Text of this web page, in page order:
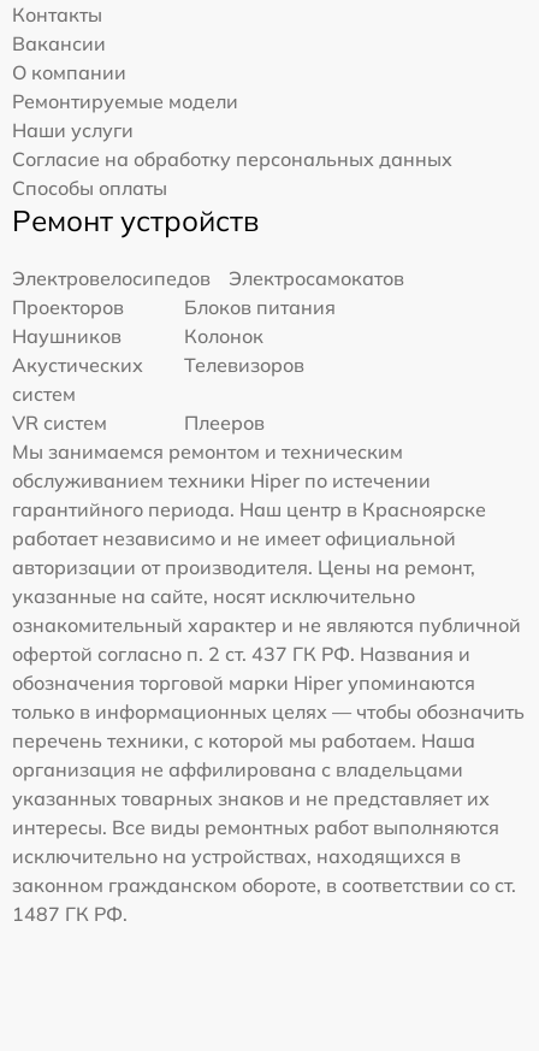
Контакты
Вакансии
О компании
Ремонтируемые модели
Наши услуги
Согласие на обработку персональных данных
Способы оплаты
Ремонт устройств
Электровелосипедов
Электросамокатов
Проекторов
Блоков питания
Наушников
Колонок
Акустических
систем
Телевизоров
VR систем
Плееров
Мы занимаемся ремонтом и техническим
обслуживанием техники Hiper по истечении
гарантийного периода. Наш центр в Красноярске
работает независимо и не имеет официальной
авторизации от производителя. Цены на ремонт,
указанные на сайте, носят исключительно
ознакомительный характер и не являются публичной
офертой согласно п. 2 ст. 437 ГК РФ. Названия и
обозначения торговой марки Hiper упоминаются
только в информационных целях — чтобы обозначить
перечень техники, с которой мы работаем. Наша
организация не аффилирована с владельцами
указанных товарных знаков и не представляет их
интересы. Все виды ремонтных работ выполняются
исключительно на устройствах, находящихся в
законном гражданском обороте, в соответствии со ст.
1487 ГК РФ.